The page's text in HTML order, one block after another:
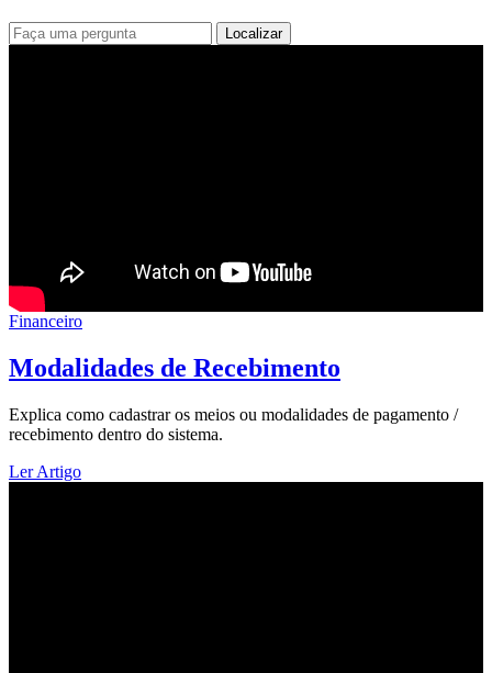
Financeiro
Modalidades de Recebimento
Explica como cadastrar os meios ou modalidades de pagamento /
recebimento dentro do sistema.
Ler Artigo